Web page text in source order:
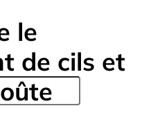
le
de cils et